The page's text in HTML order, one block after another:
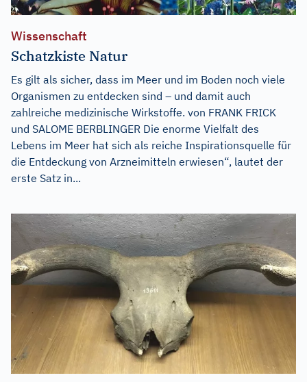
Wissenschaft
Schatzkiste Natur
Es gilt als sicher, dass im Meer und im Boden noch viele
Organismen zu entdecken sind – und damit auch
zahlreiche medizinische Wirkstoffe. von FRANK FRICK
und SALOME BERBLINGER Die enorme Vielfalt des
Lebens im Meer hat sich als reiche Inspirationsquelle für
die Entdeckung von Arzneimitteln erwiesen“, lautet der
erste Satz in...